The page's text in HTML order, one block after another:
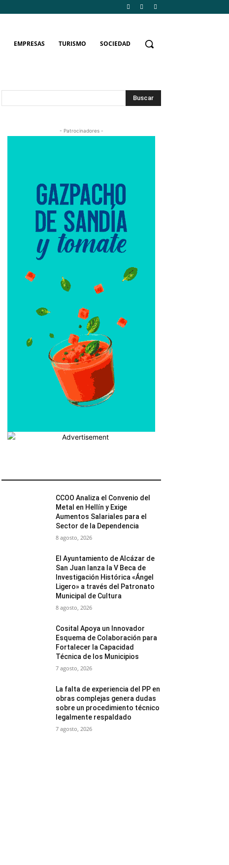
EMPRESAS TURISMO SOCIEDAD
Buscar
- Patrocinadores -
CCOO Analiza el Convenio del
Metal en Hellín y Exige
Aumentos Salariales para el
Sector de la Dependencia
8 agosto, 2026
El Ayuntamiento de Alcázar de
San Juan lanza la V Beca de
Investigación Histórica «Ángel
Ligero» a través del Patronato
Municipal de Cultura
8 agosto, 2026
Cosital Apoya un Innovador
Esquema de Colaboración para
Fortalecer la Capacidad
Técnica de los Municipios
7 agosto, 2026
La falta de experiencia del PP en
obras complejas genera dudas
sobre un procedimiento técnico
legalmente respaldado
7 agosto, 2026